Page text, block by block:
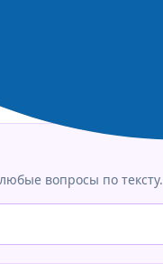
вопросы по тексту.